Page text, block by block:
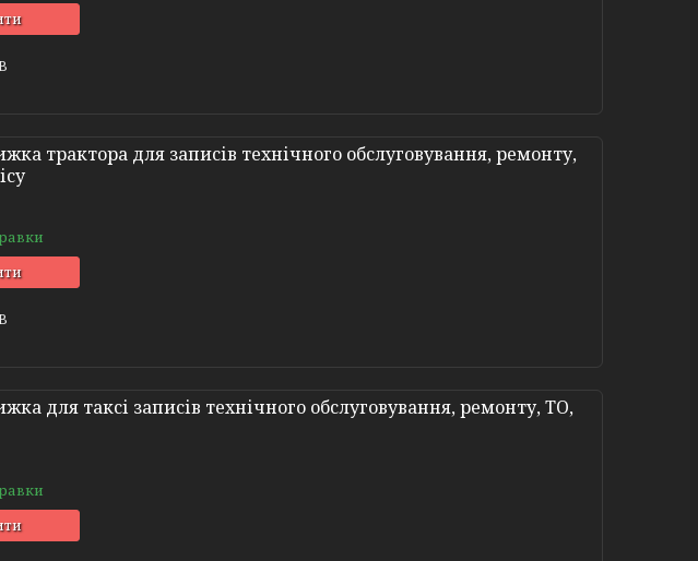
трактора для записів технічного обслуговування, ремонту,
для таксі записів технічного обслуговування, ремонту, ТО,